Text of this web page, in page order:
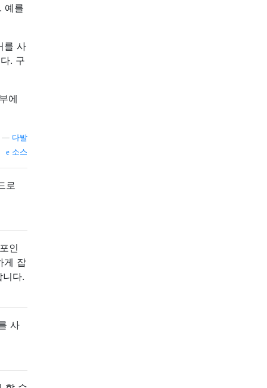
예를
를 사
. 구
에
다발
소스
로
인
게 잡
다.
사